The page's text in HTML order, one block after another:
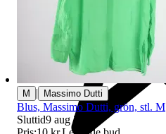
M | Massimo Dutti
Blus, Massimo Dutti, grön, stl. M
Sluttid9 aug 20:34